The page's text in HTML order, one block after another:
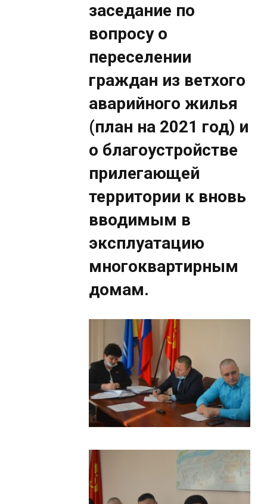
заседание по
вопросу о
переселении
граждан из ветхого
аварийного жилья
(план на 2021 год) и
о благоустройстве
прилегающей
территории к вновь
вводимым в
эксплуатацию
многоквартирным
домам.